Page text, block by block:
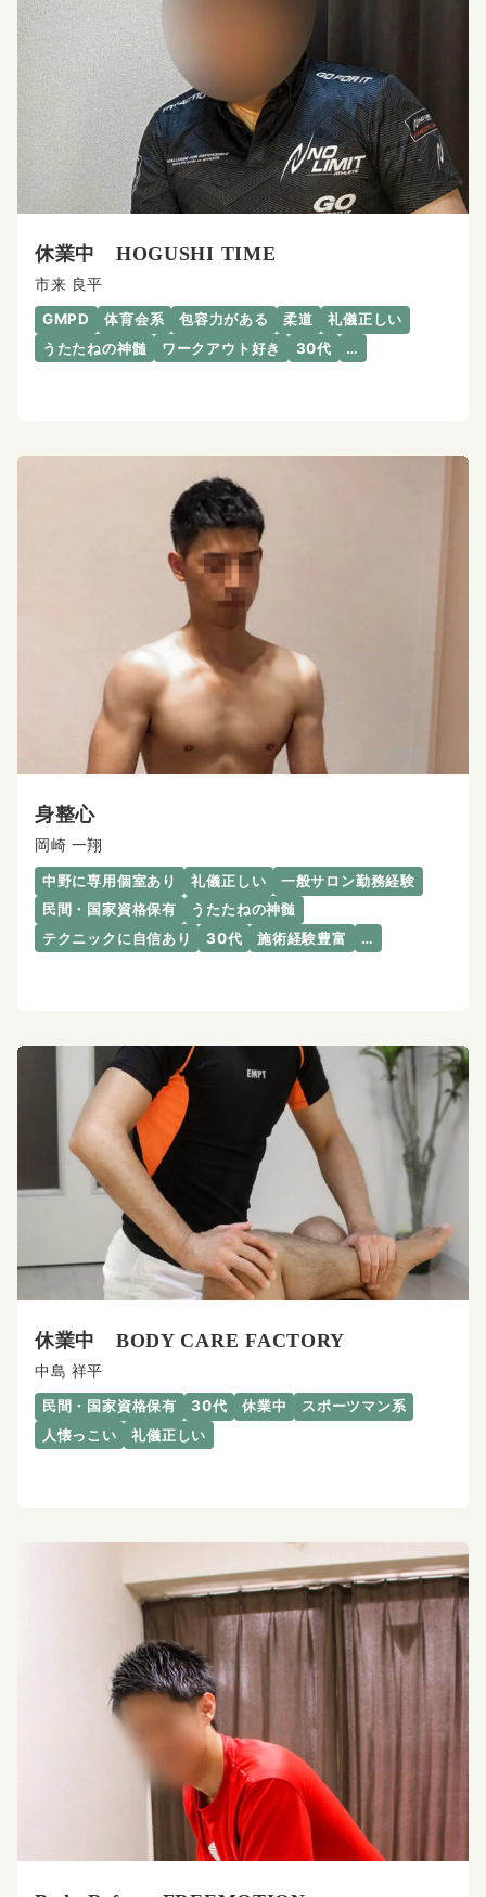
休業中 HOGUSHI TIME
市来 良平
GMPD 体育会系 包容力がある 柔道
礼儀正しい
うたたねの神髄
ワークアウト好き 30代 …
身整心
岡崎 一翔
中野に専用個室あり 礼儀正しい
一般サロン勤務経験
民間・国家資格保有
うたたねの神髄
テクニックに自信あり
30代 施術経験豊富 …
休業中 BODY CARE FACTORY
中島 祥平
民間・国家資格保有 30代 休業中
スポーツマン系
人懐っこい
礼儀正しい